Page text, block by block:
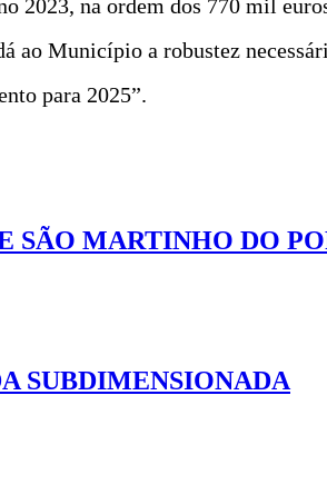
2023, na ordem dos 770 mil
ao Município a robustez
para 2025”.
SÃO MARTINHO DO
SUBDIMENSIONADA